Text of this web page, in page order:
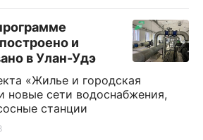
и
в Улан-Удэ
«Жилье и городская
новые сети водоснабжения,
станции